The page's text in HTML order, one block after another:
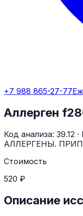
+7 988 865-27-77
Аллерген
Код анализа: 39.12
АЛЛЕРГЕНЫ.
Стоимость
520 ₽
Описание